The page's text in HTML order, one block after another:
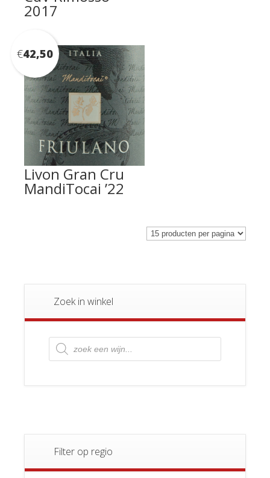
2017
Livon Gran Cru
MandiTocai ’22
€42,50
Zoek in winkel
Producten
zoeken
Filter op regio